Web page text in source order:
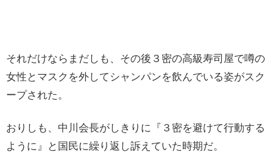
それだけならまだしも、その後３密の高級寿司屋で噂の
女性とマスクを外してシャンパンを飲んでいる姿がスク
ープされた。
おりしも、中川会長がしきりに『３密を避けて行動する
ように』と国民に繰り返し訴えていた時期だ。